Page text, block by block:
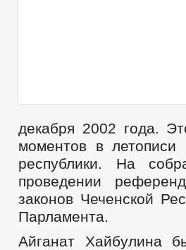
декабря 2002 года.
моментов в
республики. На
проведении
законов Чеченской
Парламента.
Айганат Хайбулина